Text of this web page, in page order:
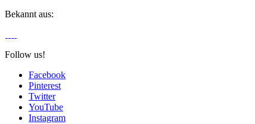
Bekannt aus:
Follow us!
Facebook
Pinterest
Twitter
YouTube
Instagram